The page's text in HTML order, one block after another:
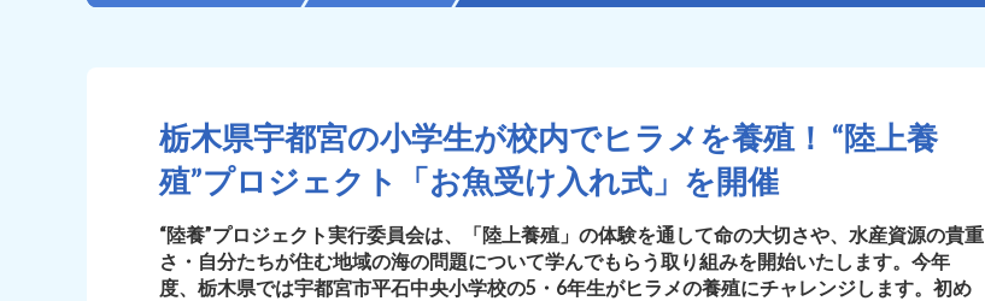
栃木県宇都宮の小学生が校内でヒラメを養殖！ “陸上養
殖”プロジェクト「お魚受け入れ式」を開催
“陸養”プロジェクト実行委員会は、「陸上養殖」の体験を通して命の大切さや、水産資源の貴重
さ・自分たちが住む地域の海の問題について学んでもらう取り組みを開始いたします。今年
度、栃木県では宇都宮市平石中央小学校の5・6年生がヒラメの養殖にチャレンジします。初め